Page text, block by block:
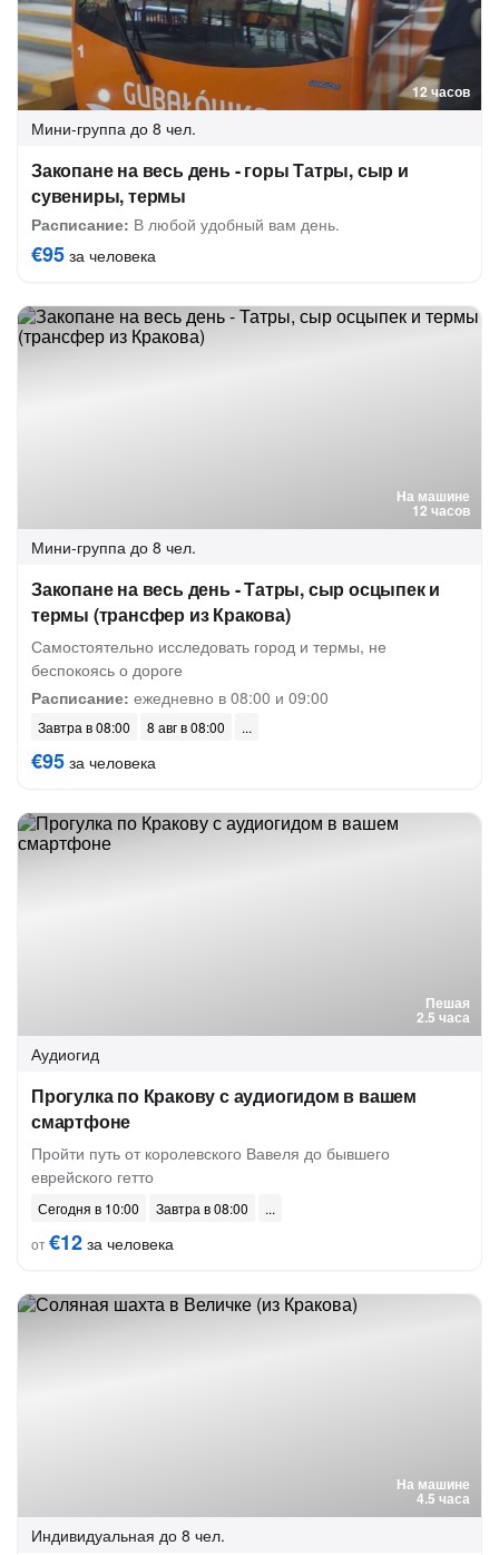
12 часов
Мини-группа до 8 чел.
Закопане на весь день - горы Татры, сыр и
сувениры, термы
Расписание: В любой удобный вам день.
€95 за человека
На машине
12 часов
Мини-группа до 8 чел.
Закопане на весь день - Татры, сыр осцыпек и
термы (трансфер из Кракова)
Самостоятельно исследовать город и термы, не
беспокоясь о дороге
Расписание: ежедневно в 08:00 и 09:00
Завтра в 08:00 8 авг в 08:00
€95 за человека
Пешая
2.5 часа
Аудиогид
Прогулка по Кракову с аудиогидом в вашем
смартфоне
Пройти путь от королевского Вавеля до бывшего
еврейского гетто
Сегодня в 10:00
Завтра в 08:00
от€12 за человека
На машине
4.5 часа
Индивидуальная до 8 чел.